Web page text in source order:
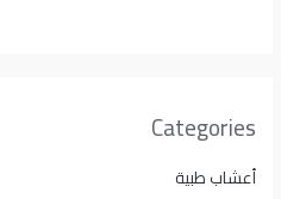
Categories
أعشاب طبية